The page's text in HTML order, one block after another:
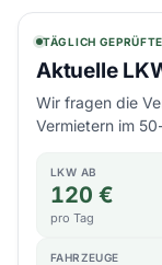
TÄGLICH
Aktuelle
Wir fragen die
Vermietern im
LKW AB
120 €
pro Tag
FAHRZEUGE